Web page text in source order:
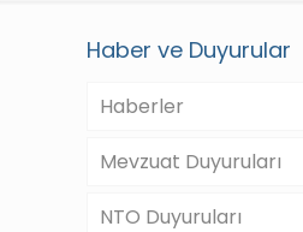
Haber ve Duyurular
Haberler
Mevzuat Duyuruları
NTO Duyuruları